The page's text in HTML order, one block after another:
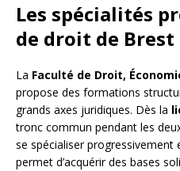
Les spécialités
de droit de Brest
La Faculté de Droit,
propose des formations
grands axes juridiques. Dès la
tronc commun pendant les
se spécialiser progressivement
permet d’acquérir des bases